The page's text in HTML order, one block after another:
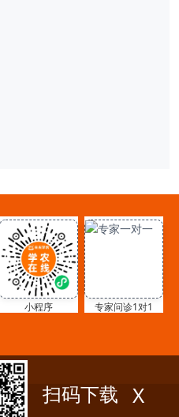
小程序 专家问诊1对1
扫码下载 X